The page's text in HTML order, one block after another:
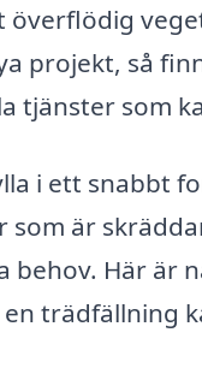
överflödig
projekt, så
tjänster som
i ett snabbt
som är
behov. Här är
trädfällning